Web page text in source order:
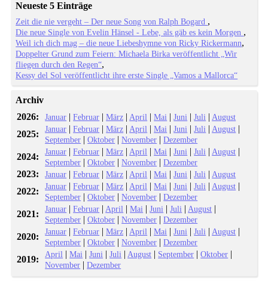
Neueste 5 Einträge
Zeit die nie vergeht – Der neue Song von Ralph Bogard
Die neue Single von Evelin Hänsel - Lebe, als gäb es kein Morgen
Weil ich dich mag – die neue Liebeshymne von Ricky Rickermann
Doppelter Grund zum Feiern: Michaela Birka veröffentlicht „Wir
fliegen durch den Regen“
Kessy del Sol veröffentlicht ihre erste Single „Vamos a Mallorca“
Archiv
2026:
Januar |Februar |März | April |Mai |Juni |Juli | August
2025: Januar |Februar |März | April |Mai |Juni |Juli | August |
September |Oktober |November |Dezember
2024: Januar |Februar |März | April |Mai |Juni |Juli | August |
September |Oktober |November |Dezember
2023: Januar |Februar |März | April |Mai |Juni |Juli | August
2022: Januar |Februar |März | April |Mai |Juni |Juli | August |
September |Oktober |November |Dezember
2021: Januar |Februar | April |Mai |Juni |Juli | August |
September |Oktober |November |Dezember
2020: Januar |Februar |März | April |Mai |Juni |Juli | August |
September |Oktober |November |Dezember
2019: April |Mai |Juni |Juli | August | September |Oktober |
November |Dezember